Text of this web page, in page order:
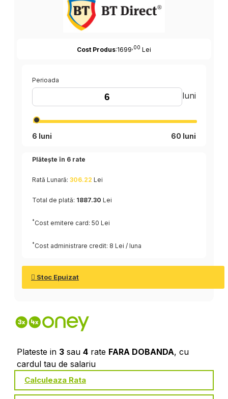
Cost Produs:1699 ,00 Lei
Perioada
luni
6 luni 60 luni
Plătește în 6 rate
Rată Lunară: 306.22 Lei
Total de plată: 1887.30 Lei
* Cost emitere card: 50 Lei
* Cost administrare credit: 8 Lei / luna
Stoc Epuizat
Plateste in 3 sau 4 rate FARA DOBANDA, cu
cardul tau de salariu
Calculeaza Rata